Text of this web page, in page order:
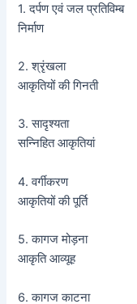
1. दर्पण एवं
निर्माण
2.
आकृतियों की गिनती
3.
सन्निहित आकृतियां
4.
आकृतियों की पूर्ति
5.
आकृति आव्यूह
6.